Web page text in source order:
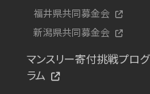
福井県共同募金会
新潟県共同募金会
マンスリー寄付挑戦プログ
ラム